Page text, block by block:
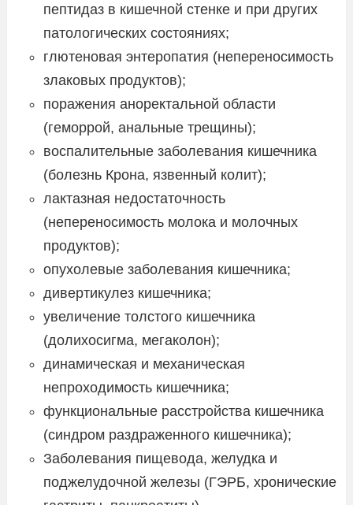
пептидаз в кишечной стенке и при других
патологических состояниях;
глютеновая энтеропатия (непереносимость
злаковых продуктов);
поражения аноректальной области
(геморрой, анальные трещины);
воспалительные заболевания кишечника
(болезнь Крона, язвенный колит);
лактазная недостаточность
(непереносимость молока и молочных
продуктов);
опухолевые заболевания кишечника;
дивертикулез кишечника;
увеличение толстого кишечника
(долихосигма, мегаколон);
динамическая и механическая
непроходимость кишечника;
функциональные расстройства кишечника
(синдром раздраженного кишечника);
Заболевания пищевода, желудка и
поджелудочной железы (ГЭРБ, хронические